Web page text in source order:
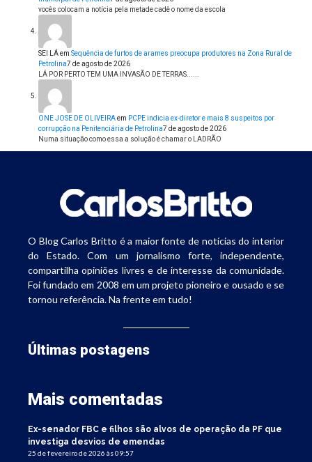
vocês colocam a notícia pela metade cadê o nome da escola
SEI LÁem Sequência de furtos de arames preocupa produtores na Zona Rural de
Petrolina7 de agosto de 2026
LÁ POR PERTO TEM UMA INVASÃO DE TERRAS......
ONE JOSE DE OLIVEIRAem PCPE indicia ex-diretor e mais 8 suspeitos por
corrupção na Penitenciária de Petrolina7 de agosto de 2026
Numa situação como essa a solução é chamar o LADRÃO
O Blog Carlos Britto é a maior fonte de notícias do interior
do Estado. Com um jornalismo forte, independente,
compartilha opiniões livres e de interesse da comunidade.
Foi fundado em 2008 em um projeto pioneiro e ousado e se
tornou referência. Na frente em tudo!
Últimas postagens
Mais comentadas
Ex-senador FBC e filhos são alvos de operação da PF que
investiga desvios de emendas
25 de fevereiro de 2026 às 09:57